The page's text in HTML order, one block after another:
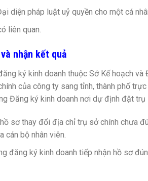
diện pháp luật uỷ quyền cho một cá
liên quan.
nhận kết quả
ký kinh doanh thuộc Sở Kế hoạch
của công ty sang tỉnh, thành phố
Đăng ký kinh doanh nơi dự định đặt trụ
sơ thay đổi địa chỉ trụ sở chính chưa
cán bộ nhân viên.
đăng ký kinh doanh tiếp nhận hồ sơ